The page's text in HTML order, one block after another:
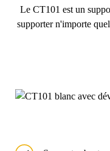
Le CT101 est un
supporter n'importe